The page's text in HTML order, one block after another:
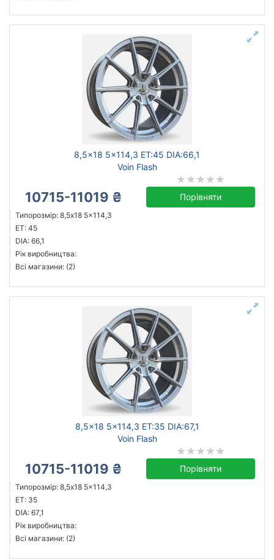
8,5x18 5x114,3 ET:45 DIA:66,1
Voin Flash
10715-11019 ₴ Порівняти
Типорозмір: 8,5x18 5x114,3
ET: 45
DIA: 66,1
Рік виробництва:
Всі магазини: (2)
8,5x18 5x114,3 ET:35 DIA:67,1
Voin Flash
10715-11019 ₴ Порівняти
Типорозмір: 8,5x18 5x114,3
ET: 35
DIA: 67,1
Рік виробництва:
Всі магазини: (2)